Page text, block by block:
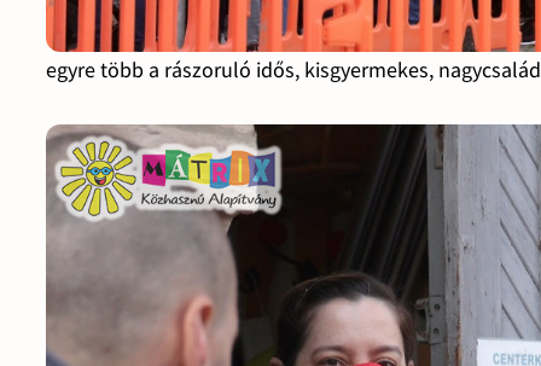
egyre több a rászoruló idős, kisgyermekes,